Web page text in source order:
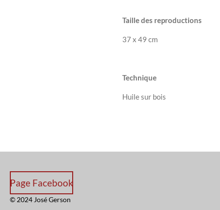
Taille des reproductions
37 x 49 cm
Technique
Huile sur bois
Page Facebook
© 2024 José Gerson